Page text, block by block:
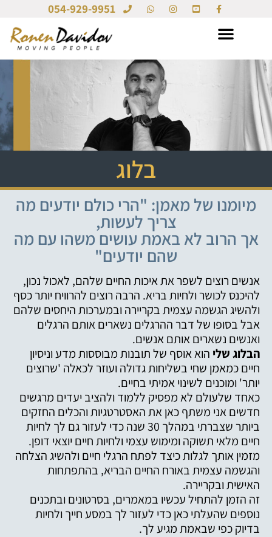
054-929-9951
בלוג
מיומנו של מאמן: "הרי כולם יודעים מה
צריך לעשות,
אך הרוב לא באמת עושים משהו עם מה
שהם יודעים"
אנשים רוצים לשפר את איכות החיים שלהם, לאכול נכון,
להיכנס לכושר ולחיות בריא. הרבה רוצים להרוויח יותר כסף
ולהשיג הגשמה עצמית בקריירה ובמערכות היחסים שלהם
אבל בסופו של דבר ההרגלים נשארים אותם הרגלים
ואנשים נשארים אותם אנשים.
הבלוג שלי הוא אוסף של תובנות מבוססות מדע וניסיון
חיים כמאמן שחי בשליחות גדולה ועוזר לכאלה 'שרוצים
יותר' ומוכנים לשינוי אמיתי בחיים.
כאחד שלעולם לא מפסיק ללמוד ולהציב יעדים מרגשים
חדשים אני משתף כאן את האסטרטגיות והכלים החזקים
ביותר שצברתי במהלך 30 שנה כדי לעזור גם לך לחיות
חיים מלאי תשוקה ומימוש עצמי ולחיות חיים יוצאי דופן.
מזמין אותך לגלות כיצד לפתח הרגלי חיים ולהשיג הצלחה
והגשמה עצמית באורח החיים הבריא, בהתפתחות
האישית ובקריירה.
זה הזמן להתחיל עכשיו במאמרים, בסרטונים ובתכנים
נוספים שהעלתי כאן כדי לעזור לך במסע חייך ולחיות
בדיוק כפי שבאמת מגיע לך.